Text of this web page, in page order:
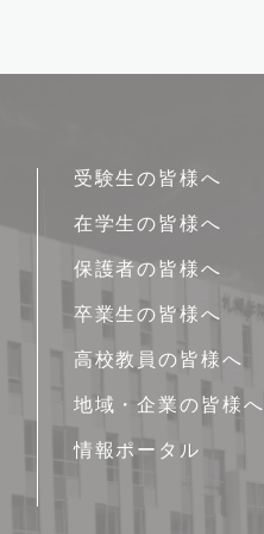
受験生の皆様へ
在学生の皆様へ
保護者の皆様へ
卒業生の皆様へ
高校教員の皆様へ
地域・企業の皆様へ
情報ポータル